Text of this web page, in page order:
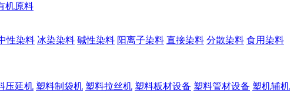
机原料
性染料 冰染染料 碱性染料 阳离子染料 直接染料 分散染料 食用染料
压延机 塑料制袋机 塑料拉丝机 塑料板材设备 塑料管材设备 塑机辅机